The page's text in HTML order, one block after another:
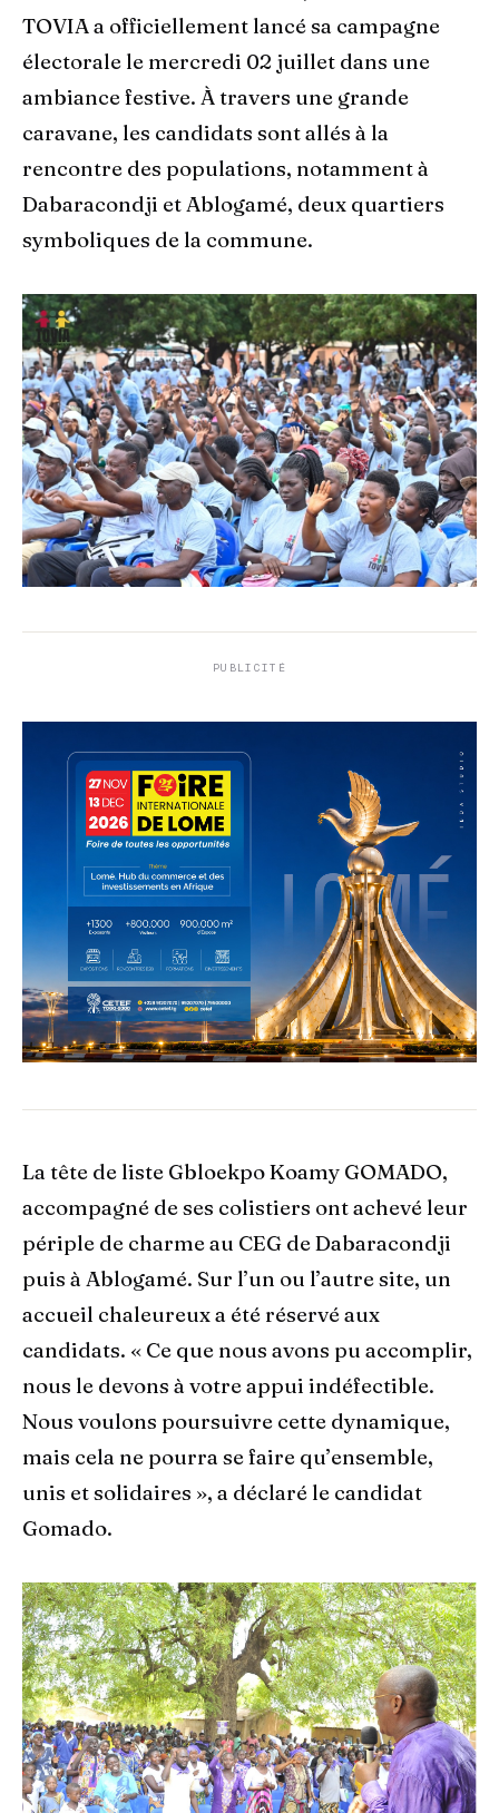
TOVIA a officiellement lancé sa campagne
électorale le mercredi 02 juillet dans une
ambiance festive. À travers une grande
caravane, les candidats sont allés à la
rencontre des populations, notamment à
Dabaracondji et Ablogamé, deux quartiers
symboliques de la commune.
PUBLICITÉ
La tête de liste Gbloekpo Koamy GOMADO,
accompagné de ses colistiers ont achevé leur
périple de charme au CEG de Dabaracondji
puis à Ablogamé. Sur l’un ou l’autre site, un
accueil chaleureux a été réservé aux
candidats. « Ce que nous avons pu accomplir,
nous le devons à votre appui indéfectible.
Nous voulons poursuivre cette dynamique,
mais cela ne pourra se faire qu’ensemble,
unis et solidaires », a déclaré le candidat
Gomado.